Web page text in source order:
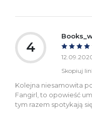
4
Skopiuj
Kolejna niesamowita
Fangirl, to opowieść
tym razem spotykają